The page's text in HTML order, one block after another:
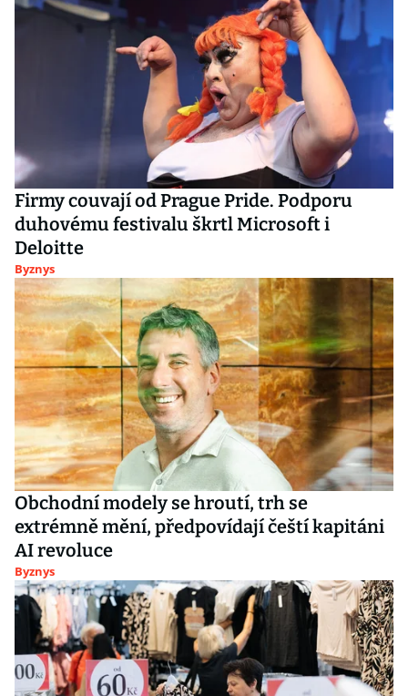
Firmy couvají od Prague Pride. Podporu
duhovému festivalu škrtl Microsoft i
Deloitte
Byznys
Obchodní modely se hroutí, trh se
extrémně mění, předpovídají čeští kapitáni
AI revoluce
Byznys